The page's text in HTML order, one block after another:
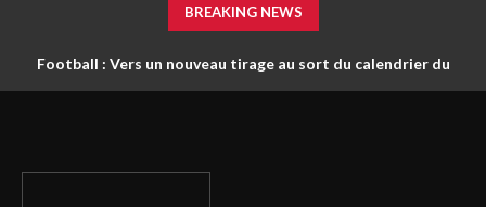
BREAKING NEWS
Football : Vers un nouveau tirage au sort du calendrier du